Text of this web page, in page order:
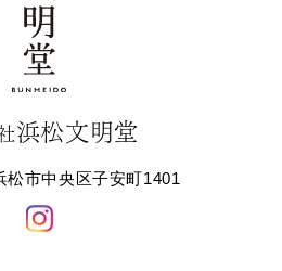
浜松文明堂
松市中央区子安町1401